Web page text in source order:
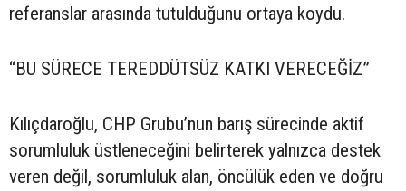
referanslar arasında tutulduğunu ortaya koydu.
“BU SÜRECE TEREDDÜTSÜZ KATKI VERECEĞİZ”
Kılıçdaroğlu, CHP Grubu’nun barış sürecinde aktif
sorumluluk üstleneceğini belirterek yalnızca destek
veren değil, sorumluluk alan, öncülük eden ve doğru